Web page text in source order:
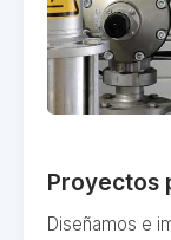
Proyectos
Diseñamos e